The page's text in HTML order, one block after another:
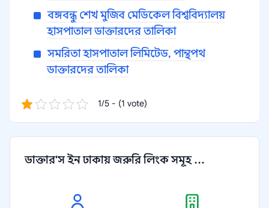
বঙ্গবন্ধু শেখ মুজিব মেডিকেল বিশ্ববিদ্যালয়
হাসপাতাল ডাক্তারদের তালিকা
সমরিতা হাসপাতাল লিমিটেড, পান্থপথ
ডাক্তারদের তালিকা
1/5 - (1 vote)
ডাক্তার'স ইন ঢাকায় জরুরি লিংক সমূহ ...